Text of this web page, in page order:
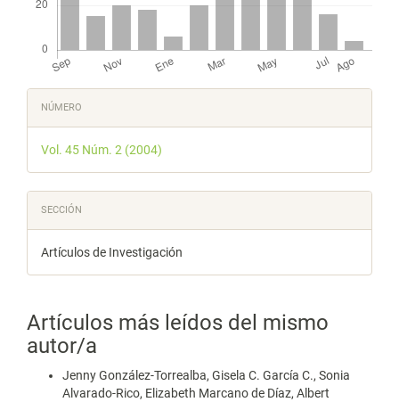
Detalles
del
artículo
NÚMERO
Vol. 45 Núm. 2 (2004)
SECCIÓN
Artículos de Investigación
Artículos más leídos del mismo
autor/a
Jenny González-Torrealba, Gisela C. García C., Sonia
Alvarado-Rico, Elizabeth Marcano de Díaz, Albert